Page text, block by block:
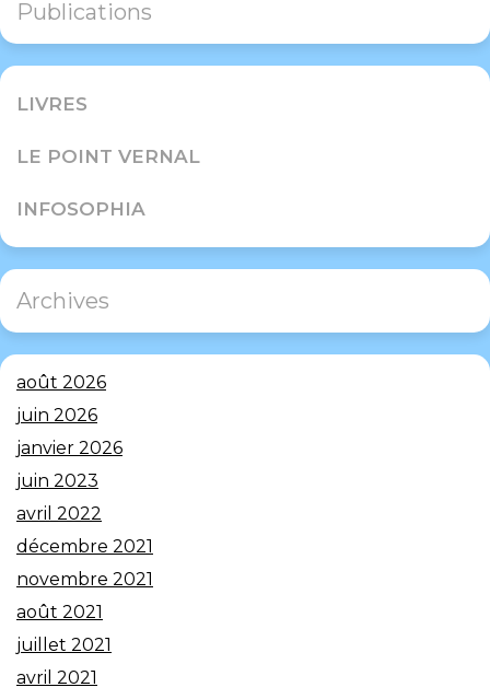
Publications
LIVRES
LE POINT VERNAL
INFOSOPHIA
Archives
août 2026
juin 2026
janvier 2026
juin 2023
avril 2022
décembre 2021
novembre 2021
août 2021
juillet 2021
avril 2021